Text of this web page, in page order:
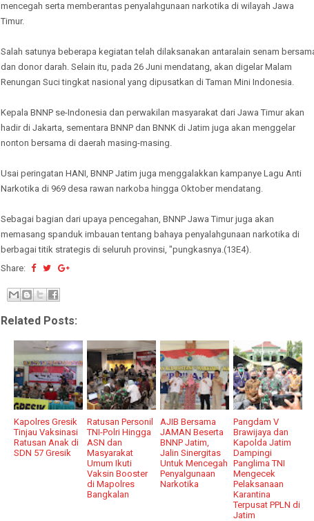
mencegah serta memberantas penyalahgunaan narkotika di wilayah Jawa
Timur.
Salah satunya beberapa kegiatan telah dilaksanakan antaralain senam
dan donor darah. Selain itu, pada 26 Juni mendatang, akan digelar Malam
Renungan Suci tingkat nasional yang dipusatkan di Taman Mini Indonesia.
Kepala BNNP se-Indonesia dan perwakilan masyarakat dari Jawa Timur akan
hadir di Jakarta, sementara BNNP dan BNNK di Jatim juga akan menggelar
nonton bersama di daerah masing-masing.
Usai peringatan HANI, BNNP Jatim juga menggalakkan kampanye Lagu Anti
Narkotika di 969 desa rawan narkoba hingga Oktober mendatang.
Sebagai bagian dari upaya pencegahan, BNNP Jawa Timur juga akan
memasang spanduk imbauan tentang bahaya penyalahgunaan narkotika di
berbagai titik strategis di seluruh provinsi, "pungkasnya.(13E4).
Share:
Related Posts:
Kapolres Gresik
Tinjau Vaksinasi
Ratusan Anak di
SDN 57 Gresik
Ratusan Personil
TNI-Polri Hingga
ASN dan
Masyarakat
Umum Ikuti
Vaksin Booster
di Mapolres
Bangkalan
AJIB Bersama
JAMAN Beserta
BNNP Jatim,
Jalin Sinergitas
Untuk Mencegah
Penyalgunaan
Narkotika
Pangdam V
Brawijaya dan
Kapolda Jatim
Dampingi
Panglima TNI
Mengecek
Pelaksanaan
Karantina
Terpusat PPLN di
Jatim